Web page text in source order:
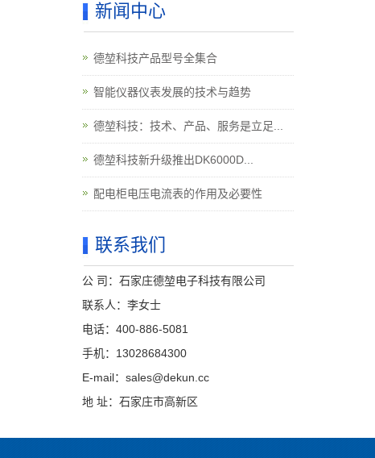
新闻中心
德堃科技产品型号全集合
智能仪器仪表发展的技术与趋势
德堃科技：技术、产品、服务是立足...
德堃科技新升级推出DK6000D...
配电柜电压电流表的作用及必要性
联系我们
公 司：石家庄德堃电子科技有限公司
联系人：李女士
电话：400-886-5081
手机：13028684300
E-mail：sales@dekun.cc
地 址：石家庄市高新区